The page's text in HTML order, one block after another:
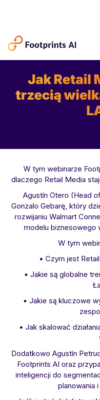
Jak Retail
trzecią
W tym webinarze
dlaczego Retail Media
Agustín Otero (Head
Gonzalo Gebarę, który
rozwijaniu Walmart
modelu biznesowego
W tym
• Czym jest
• Jakie są globalne
• Jakie są kluczowe
• Jak skalować
Dodatkowo Agustín
Footprints AI oraz
inteligencji do
planowania